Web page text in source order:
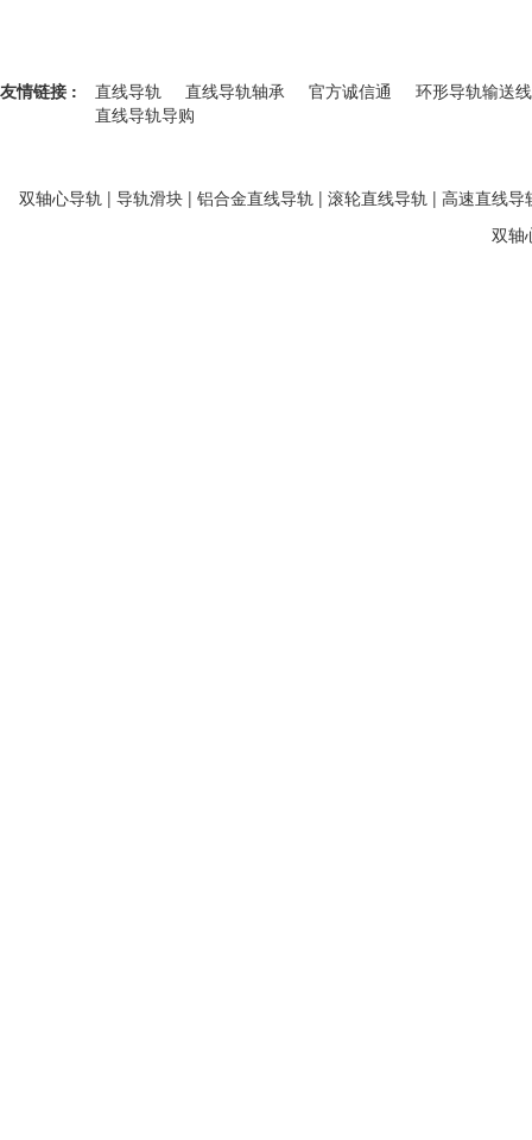
友情链接 : 直线导轨 直线导轨轴承 官方诚信通
环形导轨输送线
直线导轨导购
双轴心导轨 | 导轨滑块 | 铝合金直线导轨 | 滚轮直线导轨 | 高速直线
双轴